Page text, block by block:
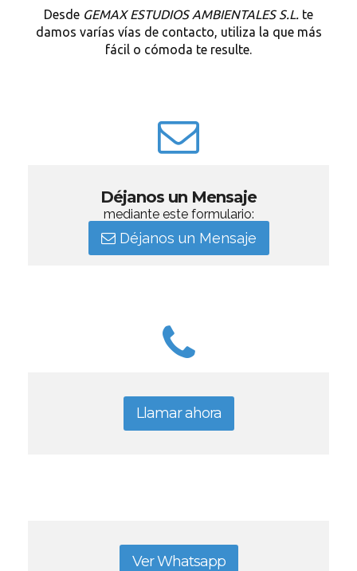
Desde GEMAX ESTUDIOS AMBIENTALES S.L. te
damos varías vías de contacto, utiliza la que más
fácil o cómoda te resulte.
Déjanos un Mensaje
mediante este formulario:
Déjanos un Mensaje
Llamar ahora
Ver Whatsapp